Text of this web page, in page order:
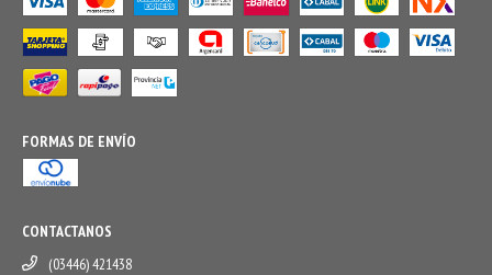
FORMAS DE ENVÍO
CONTACTANOS
(03446) 421438